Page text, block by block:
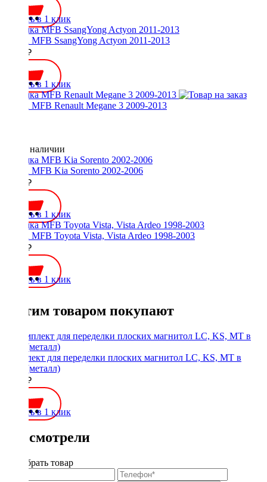
Купить в 1 клик
Рамка MFB SsangYong Actyon 2011-2013
2100 ₽
Купить в 1 клик
Рамка MFB Renault Megane 3 2009-2013
Нет в наличии
Рамка MFB Kia Sorento 2002-2006
2600 ₽
Купить в 1 клик
Рамка MFB Toyota Vista, Vista Ardeo 1998-2003
2200 ₽
Купить в 1 клик
С этим товаром покупают
Комплект для переделки плоских магнитол LC, KS, MT в
1Din (металл)
1900 ₽
Купить в 1 клик
Вы смотрели
Подобрать товар